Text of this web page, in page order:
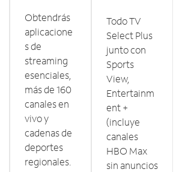
Obtendrás
aplicacione
s de
streaming
esenciales,
más de 160
canales en
vivo y
cadenas de
deportes
regionales.
Todo TV
Select Plus
junto con
Sports
View,
Entertainm
ent +
(incluye
canales
HBO Max
sin anuncios